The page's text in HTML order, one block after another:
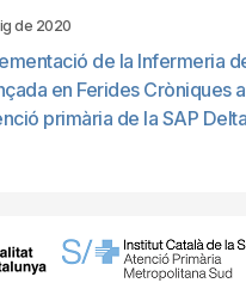
de 2020
de la Infermeria
en Ferides Cròniques
primària de la SAP Delta